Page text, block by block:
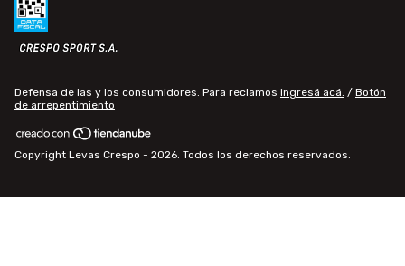
Defensa de las y los consumidores. Para reclamos ingresá acá. / Botón
de arrepentimiento
Copyright Levas Crespo - 2026. Todos los derechos reservados.